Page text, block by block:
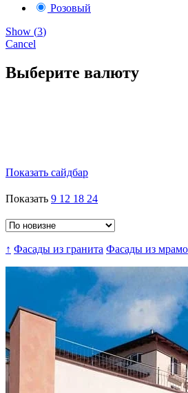
Розовый
Show (3)
Cancel
Выберите валюту
Показать сайдбар
Показать 9 12 18 24
↑ Фасады из гранита Фасады из